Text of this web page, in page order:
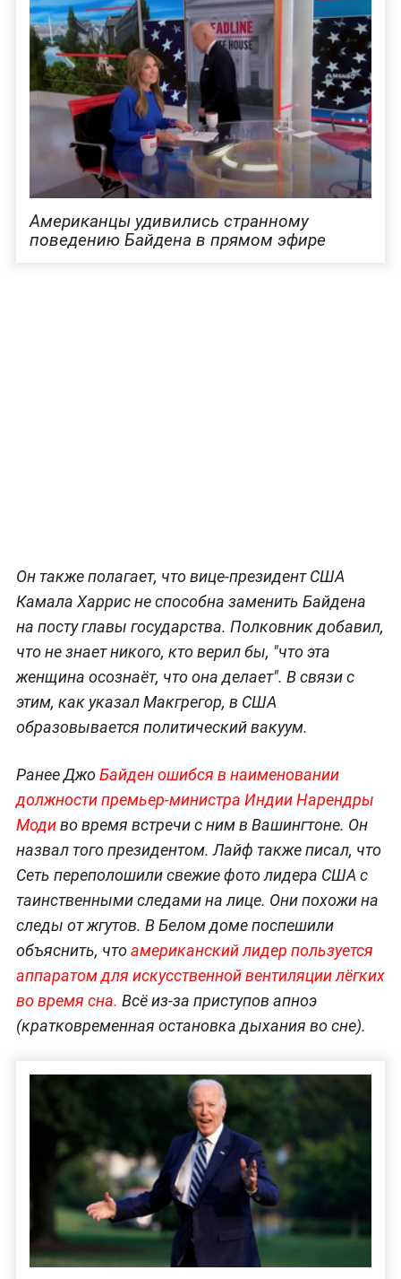
Американцы удивились странному
поведению Байдена в прямом эфире
Он также полагает, что вице-президент США
Камала Харрис не способна заменить Байдена
на посту главы государства. Полковник добавил,
что не знает никого, кто верил бы, "что эта
женщина осознаёт, что она делает". В связи с
этим, как указал Макгрегор, в США
образовывается политический вакуум.
Ранее ДжоБайден ошибся в наименовании
должности премьер-министра Индии Нарендры
Модиво время встречи с ним в Вашингтоне. Он
назвал того президентом. Лайф также писал, что
Сеть переполошили свежие фото лидера США с
таинственными следами на лице. Они похожи на
следы от жгутов. В Белом доме поспешили
объяснить, чтоамериканский лидер пользуется
аппаратом для искусственной вентиляции лёгких
во время сна. Всё из-за приступов апноэ
(кратковременная остановка дыхания во сне).